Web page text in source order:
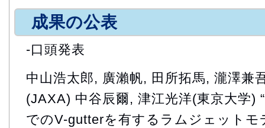
成果の公表
-口頭発表
中山浩太郎, 廣瀨帆, 田所拓馬, 瀧澤兼
(JAXA) 中谷辰爾, 津江光洋(東京大学)
でのV-gutterを有するラムジェットモ